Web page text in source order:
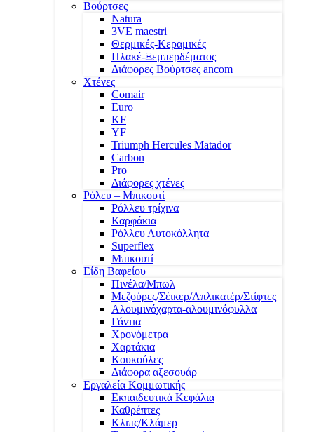
Βούρτσες
Natura
3VE maestri
Θερμικές-Κεραμικές
Πλακέ-Ξεμπερδέματος
Διάφορες Βούρτσες ancom
Χτένες
Comair
Euro
KF
YF
Triumph Hercules Matador
Carbon
Pro
Διάφορες χτένες
Ρόλευ – Μπικουτί
Ρόλλευ τρίχινα
Καρφάκια
Ρόλλευ Αυτοκόλλητα
Superflex
Μπικουτί
Είδη Βαφείου
Πινέλα/Μπωλ
Μεζούρες/Σέικερ/Απλικατέρ/Στίφτες
Αλουμινόχαρτα-αλουμινόφυλλα
Γάντια
Χρονόμετρα
Χαρτάκια
Κουκούλες
Διάφορα αξεσουάρ
Εργαλεία Κομμωτικής
Εκπαιδευτικά Κεφάλια
Καθρέπτες
Κλιπς/Κλάμερ